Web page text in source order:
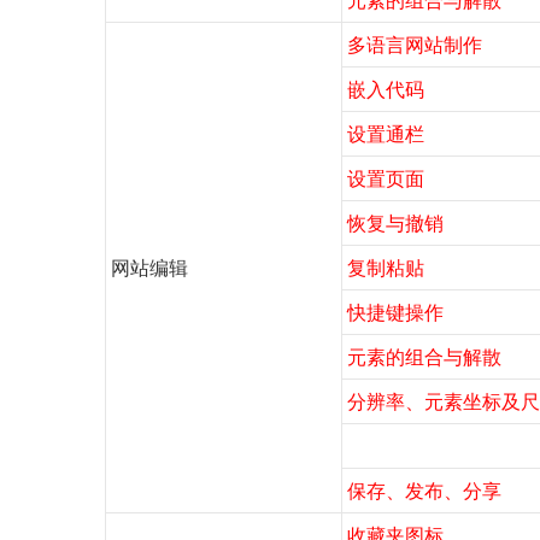
网站编辑
多语言网站制作
嵌入代码
设置通栏
设置页面
恢复与撤销
复制粘贴
快捷键操作
元素的组合与解散
分辨率、元素坐标及
保存、发布、分享